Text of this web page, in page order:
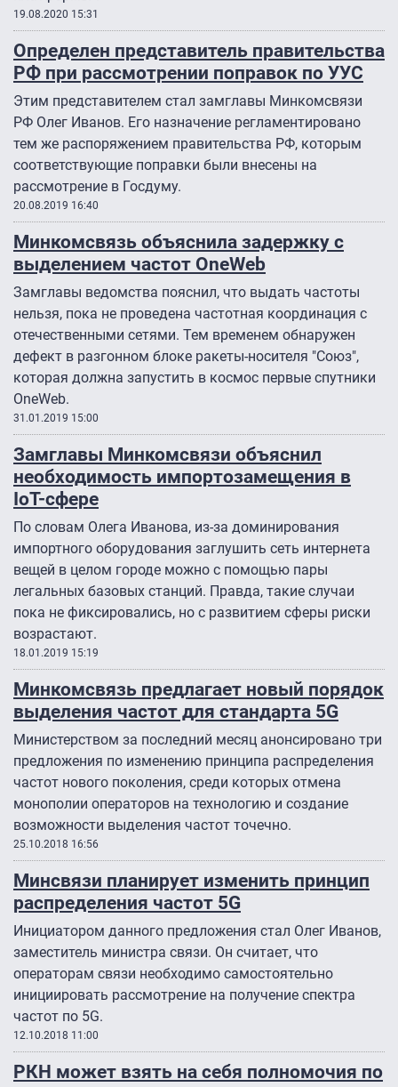
19.08.2020 15:31
Определен представитель правительства
РФ при рассмотрении поправок по УУС
Этим представителем стал замглавы Минкомсвязи
РФ Олег Иванов. Его назначение регламентировано
тем же распоряжением правительства РФ, которым
соответствующие поправки были внесены на
рассмотрение в Госдуму.
20.08.2019 16:40
Минкомсвязь объяснила задержку с
выделением частот OneWeb
Замглавы ведомства пояснил, что выдать частоты
нельзя, пока не проведена частотная координация с
отечественными сетями. Тем временем обнаружен
дефект в разгонном блоке ракеты-носителя "Союз",
которая должна запустить в космос первые спутники
OneWeb.
31.01.2019 15:00
Замглавы Минкомсвязи объяснил
необходимость импортозамещения в
IoT-сфере
По словам Олега Иванова, из-за доминирования
импортного оборудования заглушить сеть интернета
вещей в целом городе можно с помощью пары
легальных базовых станций. Правда, такие случаи
пока не фиксировались, но с развитием сферы риски
возрастают.
18.01.2019 15:19
Минкомсвязь предлагает новый порядок
выделения частот для стандарта 5G
Министерством за последний месяц анонсировано три
предложения по изменению принципа распределения
частот нового поколения, среди которых отмена
монополии операторов на технологию и создание
возможности выделения частот точечно.
25.10.2018 16:56
Минсвязи планирует изменить принцип
распределения частот 5G
Инициатором данного предложения стал Олег Иванов,
заместитель министра связи. Он считает, что
операторам связи необходимо самостоятельно
инициировать рассмотрение на получение спектра
частот по 5G.
12.10.2018 11:00
РКН может взять на себя полномочия по